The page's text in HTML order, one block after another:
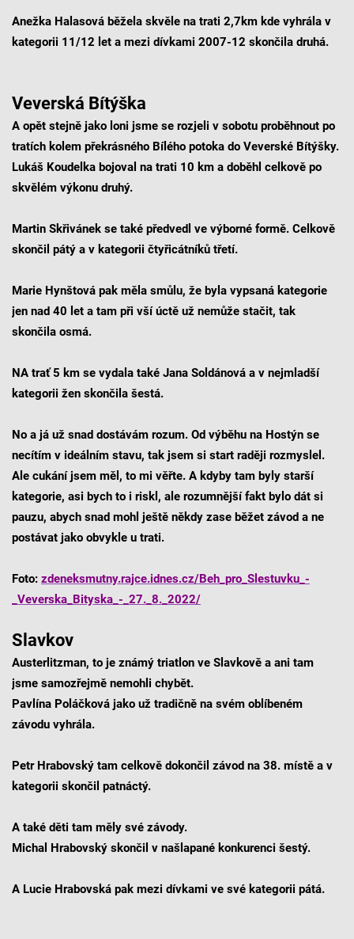
Anežka Halasová běžela skvěle na trati 2,7km kde vyhrála v
kategorii 11/12 let a mezi dívkami 2007-12 skončila druhá.
Veverská Bítýška
A opět stejně jako loni jsme se rozjeli v sobotu proběhnout po
tratích kolem překrásného Bílého potoka do Veverské Bítýšky.
Lukáš Koudelka bojoval na trati 10 km a doběhl celkově po
skvělém výkonu druhý.
Martin Skřivánek se také předvedl ve výborné formě. Celkově
skončil pátý a v kategorii čtyřicátníků třetí.
Marie Hynštová pak měla smůlu, že byla vypsaná kategorie
jen nad 40 let a tam při vší úctě už nemůže stačit, tak
skončila osmá.
NA trať 5 km se vydala také Jana Soldánová a v nejmladší
kategorii žen skončila šestá.
No a já už snad dostávám rozum. Od výběhu na Hostýn se
necítím v ideálním stavu, tak jsem si start raději rozmyslel.
Ale cukání jsem měl, to mi věřte. A kdyby tam byly starší
kategorie, asi bych to i riskl, ale rozumnější fakt bylo dát si
pauzu, abych snad mohl ještě někdy zase běžet závod a ne
postávat jako obvykle u trati.
Foto: zdeneksmutny.rajce.idnes.cz/Beh_pro_Slestuvku_-
_Veverska_Bityska_-_27._8._2022/
Slavkov
Austerlitzman, to je známý triatlon ve Slavkově a ani tam
jsme samozřejmě nemohli chybět.
Pavlína Poláčková jako už tradičně na svém oblíbeném
závodu vyhrála.
Petr Hrabovský tam celkově dokončil závod na 38. místě a v
kategorii skončil patnáctý.
A také děti tam měly své závody.
Michal Hrabovský skončil v našlapané konkurenci šestý.
A Lucie Hrabovská pak mezi dívkami ve své kategorii pátá.